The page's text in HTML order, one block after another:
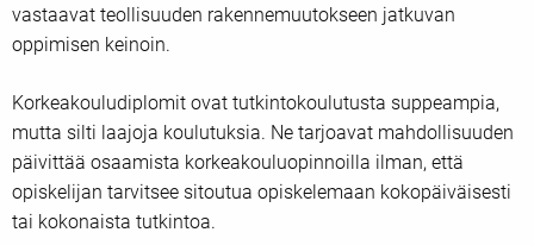
vastaavat teollisuuden rakennemuutokseen jatkuvan
oppimisen keinoin.
Korkeakouludiplomit ovat tutkintokoulutusta suppeampia,
mutta silti laajoja koulutuksia. Ne tarjoavat mahdollisuuden
päivittää osaamista korkeakouluopinnoilla ilman, että
opiskelijan tarvitsee sitoutua opiskelemaan kokopäiväisesti
tai kokonaista tutkintoa.